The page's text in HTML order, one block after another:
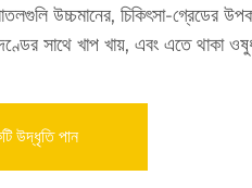
উচ্চমানের, চিকিৎসা-গ্রেডের
সাথে খাপ খায়, এবং এতে থাকা
উদ্ধৃতি পান